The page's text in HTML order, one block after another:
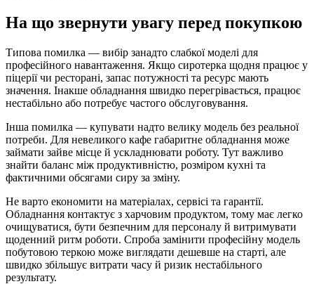
На що звернути увагу перед покупкою
Типова помилка — вибір занадто слабкої моделі для
професійного навантаження. Якщо сиротерка щодня працює у
піцерії чи ресторані, запас потужності та ресурс мають
значення. Інакше обладнання швидко перегрівається, працює
нестабільно або потребує частого обслуговування.
Інша помилка — купувати надто велику модель без реальної
потреби. Для невеликого кафе габаритне обладнання може
займати зайве місце й ускладнювати роботу. Тут важливо
знайти баланс між продуктивністю, розміром кухні та
фактичними обсягами сиру за зміну.
Не варто економити на матеріалах, сервісі та гарантії.
Обладнання контактує з харчовим продуктом, тому має легко
очищуватися, бути безпечним для персоналу й витримувати
щоденний ритм роботи. Спроба замінити професійну модель
побутовою теркою може виглядати дешевше на старті, але
швидко збільшує витрати часу й ризик нестабільного
результату.